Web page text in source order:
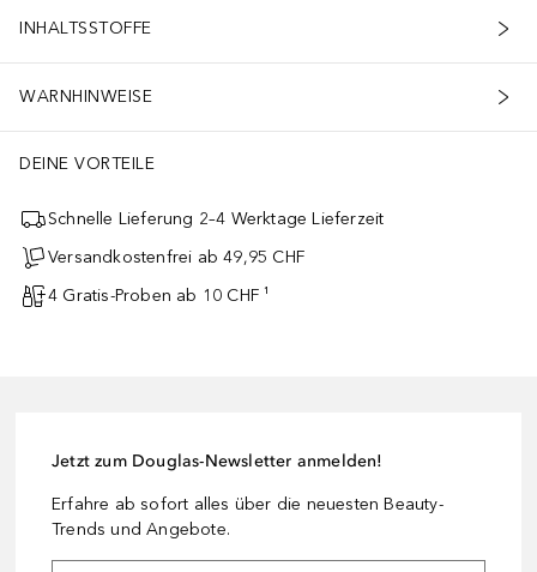
INHALTSSTOFFE
WARNHINWEISE
DEINE VORTEILE
Schnelle Lieferung 2–4 Werktage Lieferzeit
Versandkostenfrei ab 49,95 CHF
4 Gratis-Proben ab 10 CHF ¹
Jetzt zum Douglas-Newsletter anmelden!
Erfahre ab sofort alles über die neuesten Beauty-
Trends und Angebote.